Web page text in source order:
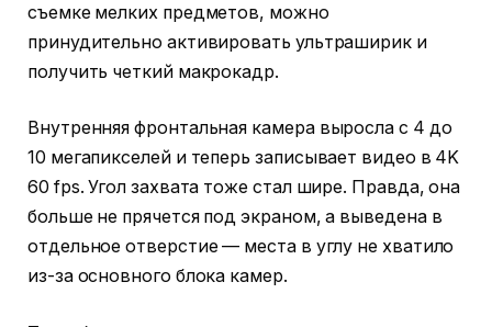
съемке мелких предметов, можно
принудительно активировать ультраширик и
получить четкий макрокадр.
Внутренняя фронтальная камера выросла с 4 до
10 мегапикселей и теперь записывает видео в 4K
60 fps. Угол захвата тоже стал шире. Правда, она
больше не прячется под экраном, а выведена в
отдельное отверстие — места в углу не хватило
из-за основного блока камер.